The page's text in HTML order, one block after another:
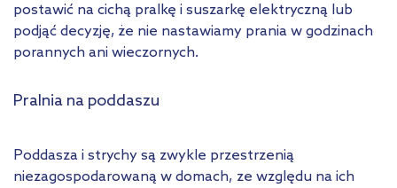
postawić na cichą pralkę i suszarkę elektryczną lub
podjąć decyzję, że nie nastawiamy prania w godzinach
porannych ani wieczornych.
Pralnia na poddaszu
Poddasza i strychy są zwykle przestrzenią
niezagospodarowaną w domach, ze względu na ich